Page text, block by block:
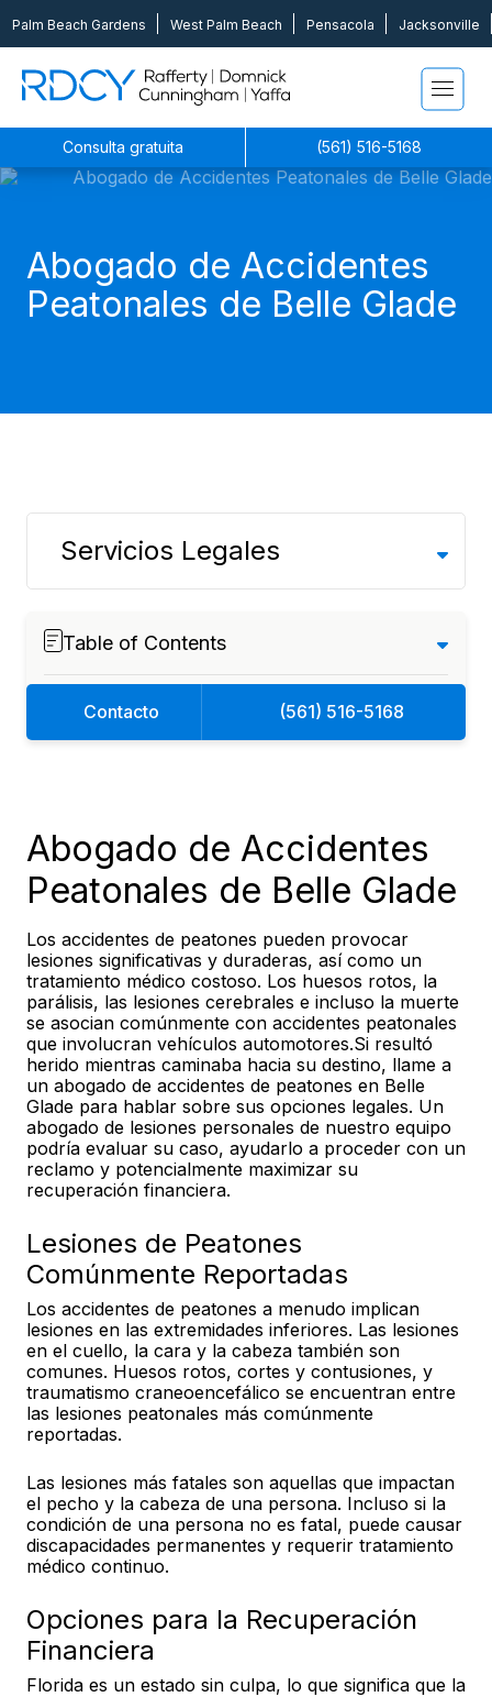
Palm Beach Gardens West Palm Beach Pensacola Jacksonville
Rafferty Domnick Cunningham & Yaffa
Consulta gratuita (561) 516-5168
Abogado de Accidentes
Peatonales de Belle Glade
Table of Contents
Contacto (561) 516-5168
Abogado de Accidentes
Peatonales de Belle Glade
Los accidentes de peatones pueden provocar
lesiones significativas y duraderas, así como un
tratamiento médico costoso. Los huesos rotos, la
parálisis, las lesiones cerebrales e incluso la muerte
se asocian comúnmente con accidentes peatonales
que involucran vehículos automotores.Si resultó
herido mientras caminaba hacia su destino, llame a
un abogado de accidentes de peatones en Belle
Glade para hablar sobre sus opciones legales. Un
abogado de lesiones personales de nuestro equipo
podría evaluar su caso, ayudarlo a proceder con un
reclamo y potencialmente maximizar su
recuperación financiera.
Lesiones de Peatones
Comúnmente Reportadas
Los accidentes de peatones a menudo implican
lesiones en las extremidades inferiores. Las lesiones
en el cuello, la cara y la cabeza también son
comunes. Huesos rotos, cortes y contusiones, y
traumatismo craneoencefálico se encuentran entre
las lesiones peatonales más comúnmente
reportadas.
Las lesiones más fatales son aquellas que impactan
el pecho y la cabeza de una persona. Incluso si la
condición de una persona no es fatal, puede causar
discapacidades permanentes y requerir tratamiento
médico continuo.
Opciones para la Recuperación
Financiera
Florida es un estado sin culpa, lo que significa que la
Servicios Legales